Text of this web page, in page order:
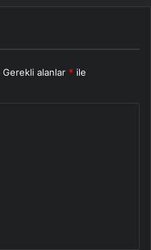
Gerekli alanlar * ile